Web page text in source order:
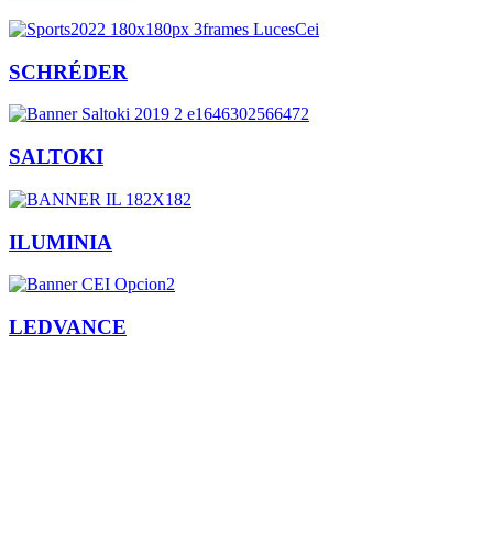
SCHRÉDER
SALTOKI
ILUMINIA
LEDVANCE